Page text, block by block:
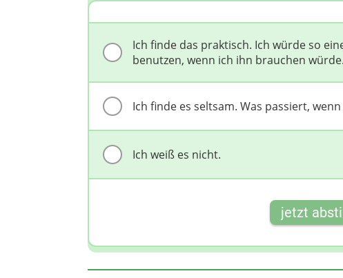
Ich finde das praktisch. Ich würde so
benutzen, wenn ich ihn brauchen würde.
Ich finde es seltsam. Was passiert,
Ich weiß es nicht.
jetzt